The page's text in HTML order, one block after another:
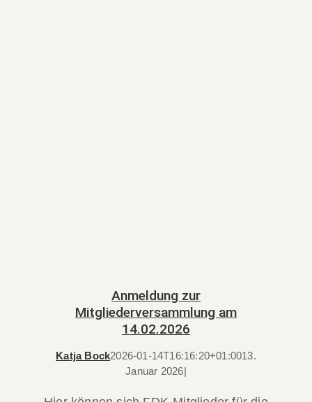
Anmeldung zur
Mitgliederversammlung am
14.02.2026
Katja Bock2026-01-14T16:16:20+01:0013.
Januar 2026|